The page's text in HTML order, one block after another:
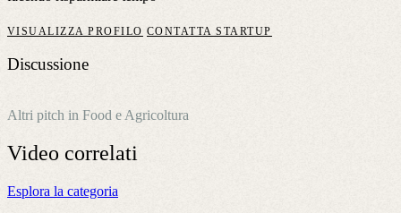
VISUALIZZA PROFILO CONTATTA STARTUP
Discussione
Altri pitch in Food e Agricoltura
Video correlati
Esplora la categoria